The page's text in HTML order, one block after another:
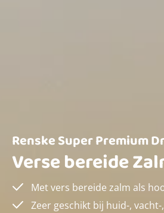
Renske Super Premium
Verse bereide
Met vers bereide zalm als
Zeer geschikt bij huid-, vacht-